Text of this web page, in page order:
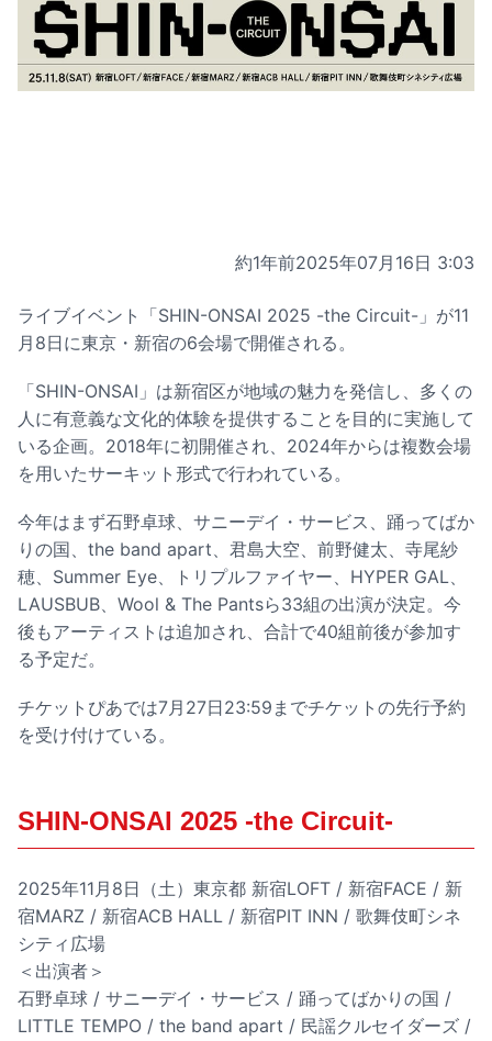
約1年前2025年07月16日 3:03
ライブイベント「SHIN-ONSAI 2025 -the Circuit-」が11
月8日に東京・新宿の6会場で開催される。
「SHIN-ONSAI」は新宿区が地域の魅力を発信し、多くの
人に有意義な文化的体験を提供することを目的に実施して
いる企画。2018年に初開催され、2024年からは複数会場
を用いたサーキット形式で行われている。
今年はまず石野卓球、サニーデイ・サービス、踊ってばか
りの国、the band apart、君島大空、前野健太、寺尾紗
穂、Summer Eye、トリプルファイヤー、HYPER GAL、
LAUSBUB、Wool & The Pantsら33組の出演が決定。今
後もアーティストは追加され、合計で40組前後が参加す
る予定だ。
チケットぴあでは7月27日23:59までチケットの先行予約
を受け付けている。
SHIN-ONSAI 2025 -the Circuit-
2025年11月8日（土）東京都 新宿LOFT / 新宿FACE / 新
宿MARZ / 新宿ACB HALL / 新宿PIT INN / 歌舞伎町シネ
シティ広場
＜出演者＞
石野卓球 / サニーデイ・サービス / 踊ってばかりの国 /
LITTLE TEMPO / the band apart / 民謡クルセイダーズ /